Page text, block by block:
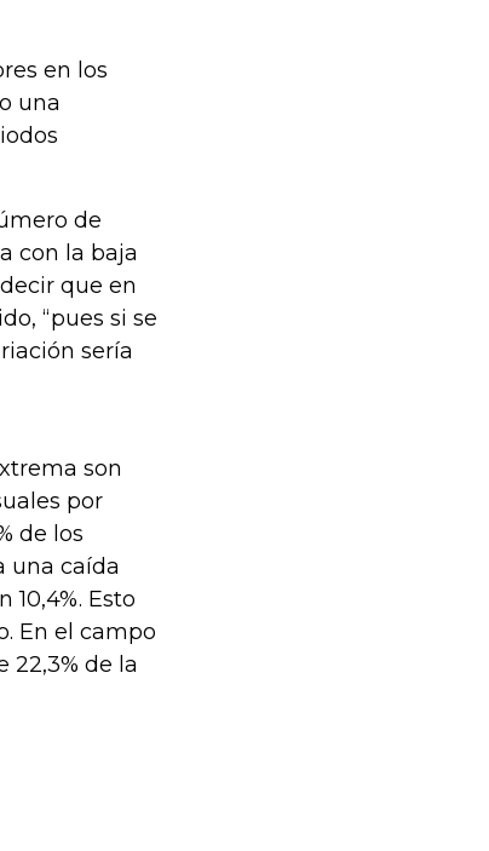
en los
una
de
con la baja
que en
“pues si se
sería
son
por
de los
una caída
Esto
En el campo
de la